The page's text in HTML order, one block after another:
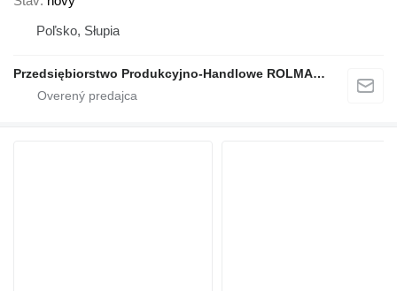
Poľsko, Słupia
Przedsiębiorstwo Produkcyjno-Handlowe ROLMAPOL Marcin Dziekan